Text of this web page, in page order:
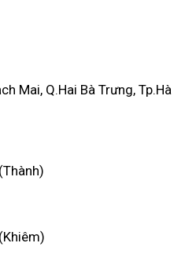
Mai, Q.Hai Bà Trưng, Tp.Hà